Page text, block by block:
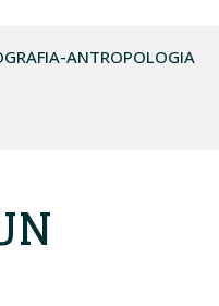
ANTROPOLOGIA